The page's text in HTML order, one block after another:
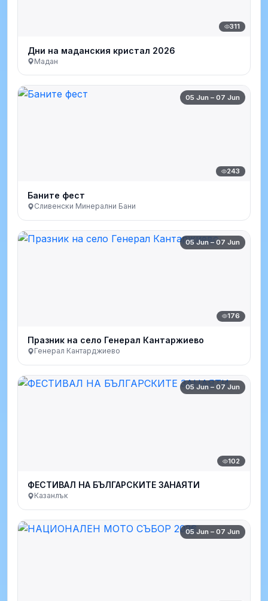
311
Дни на маданския кристал 2026
Мадан
05 Jun – 07 Jun
243
Баните фест
Сливенски Минерални Бани
05 Jun – 07 Jun
176
Празник на село Генерал Кантаржиево
Генерал Кантарджиево
05 Jun – 07 Jun
102
ФЕСТИВАЛ НА БЪЛГАРСКИТЕ ЗАНАЯТИ
Казанлък
05 Jun – 07 Jun